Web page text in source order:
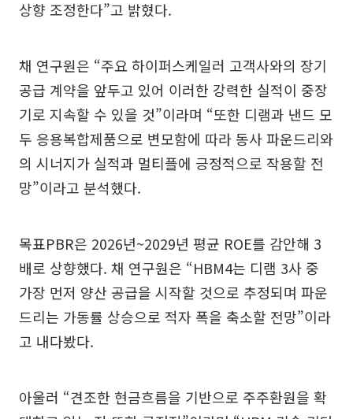
상향 조정한다”고 밝혔다.
채 연구원은 “주요 하이퍼스케일러 고객사와의 장기
공급 계약을 앞두고 있어 이러한 강력한 실적이 중장
기로 지속할 수 있을 것”이라며 “또한 디램과 낸드 모
두 응용복합제품으로 변모함에 따라 동사 파운드리와
의 시너지가 실적과 멀티플에 긍정적으로 작용할 전
망”이라고 분석했다.
목표PBR은 2026년~2029년 평균 ROE를 감안해 3
배로 상향했다. 채 연구원은 “HBM4는 디램 3사 중
가장 먼저 양산 공급을 시작할 것으로 추정되며 파운
드리는 가동률 상승으로 적자 폭을 축소할 전망”이라
고 내다봤다.
아울러 “견조한 현금흐름을 기반으로 주주환원을 확